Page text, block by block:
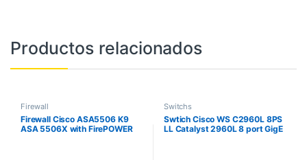
Productos relacionados
Firewall
Firewall Cisco ASA5506 K9
ASA 5506X with FirePOWER
Switchs
Swtich Cisco WS C2960L 8PS
LL Catalyst 2960L 8 port GigE